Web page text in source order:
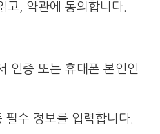
고, 약관에 동의합니다.
인증 또는 휴대폰 본인인
수 정보를 입력합니다.